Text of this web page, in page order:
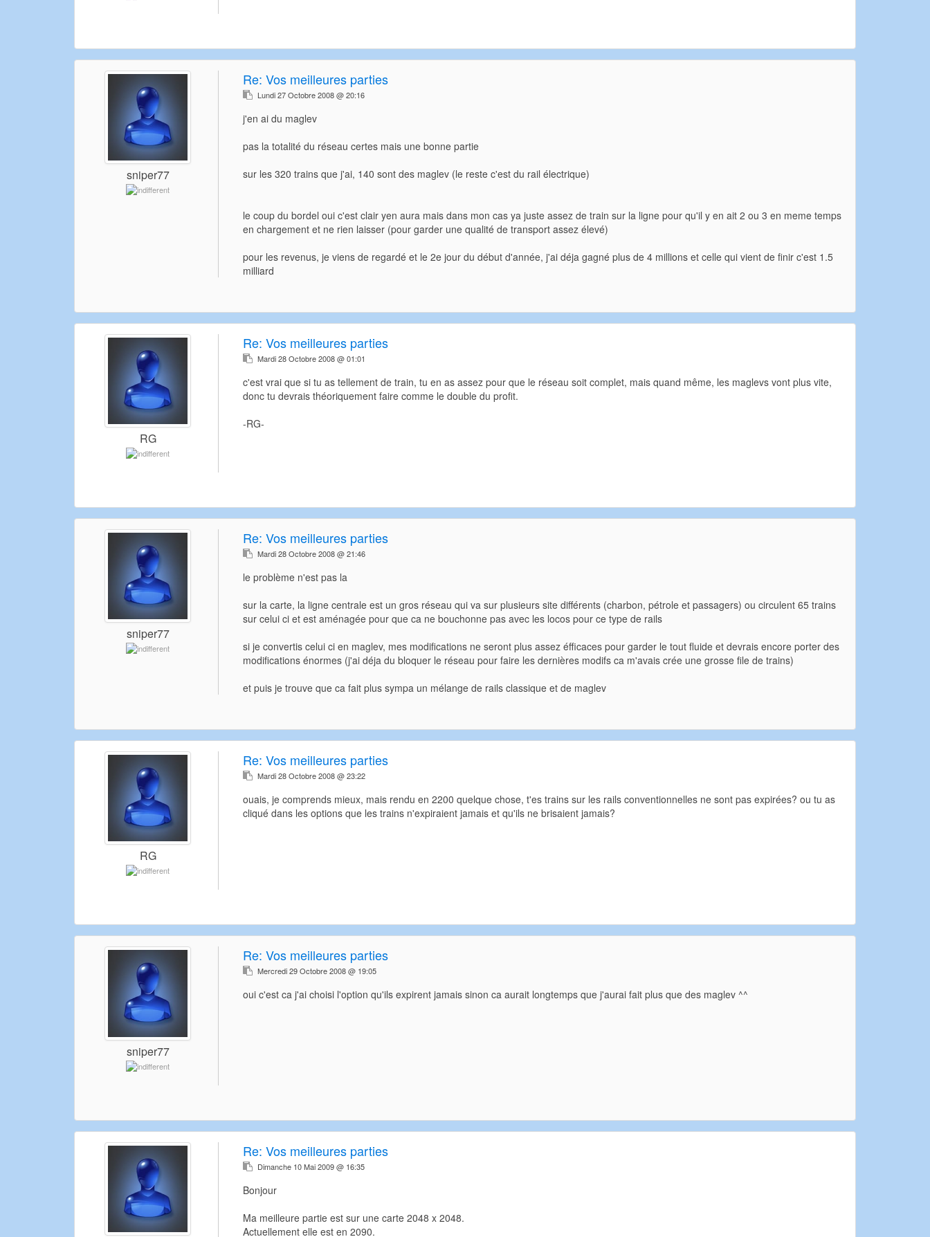
sniper77
Re: Vos meilleures parties
Lundi 27 Octobre 2008 @ 20:16
j'en ai du maglev
pas la totalité du réseau certes mais une bonne partie
sur les 320 trains que j'ai, 140 sont des maglev (le reste c'est du rail électrique)
le coup du bordel oui c'est clair yen aura mais dans mon cas ya juste assez de train sur la ligne pour qu'il y en ait 2 ou 3 en meme temps
en chargement et ne rien laisser (pour garder une qualité de transport assez élevé)
pour les revenus, je viens de regardé et le 2e jour du début d'année, j'ai déja gagné plus de 4 millions et celle qui vient de finir c'est 1.5
milliard
RG
Re: Vos meilleures parties
Mardi 28 Octobre 2008 @ 01:01
c'est vrai que si tu as tellement de train, tu en as assez pour que le réseau soit complet, mais quand même, les maglevs vont plus vite,
donc tu devrais théoriquement faire comme le double du profit.
-RG-
sniper77
Re: Vos meilleures parties
Mardi 28 Octobre 2008 @ 21:46
le problème n'est pas la
sur la carte, la ligne centrale est un gros réseau qui va sur plusieurs site différents (charbon, pétrole et passagers) ou circulent 65 trains
sur celui ci et est aménagée pour que ca ne bouchonne pas avec les locos pour ce type de rails
si je convertis celui ci en maglev, mes modifications ne seront plus assez éfficaces pour garder le tout fluide et devrais encore porter des
modifications énormes (j'ai déja du bloquer le réseau pour faire les dernières modifs ca m'avais crée une grosse file de trains)
et puis je trouve que ca fait plus sympa un mélange de rails classique et de maglev
RG
Re: Vos meilleures parties
Mardi 28 Octobre 2008 @ 23:22
ouais, je comprends mieux, mais rendu en 2200 quelque chose, t'es trains sur les rails conventionnelles ne sont pas expirées? ou tu as
cliqué dans les options que les trains n'expiraient jamais et qu'ils ne brisaient jamais?
sniper77
Re: Vos meilleures parties
Mercredi 29 Octobre 2008 @ 19:05
oui c'est ca j'ai choisi l'option qu'ils expirent jamais sinon ca aurait longtemps que j'aurai fait plus que des maglev ^^
Re: Vos meilleures parties
Dimanche 10 Mai 2009 @ 16:35
Bonjour
Ma meilleure partie est sur une carte 2048 x 2048.
Actuellement elle est en 2090.